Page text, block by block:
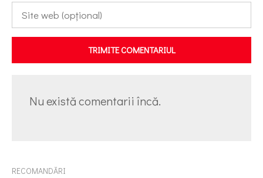
TRIMITE COMENTARIUL
Nu există comentarii încă.
RECOMANDĂRI